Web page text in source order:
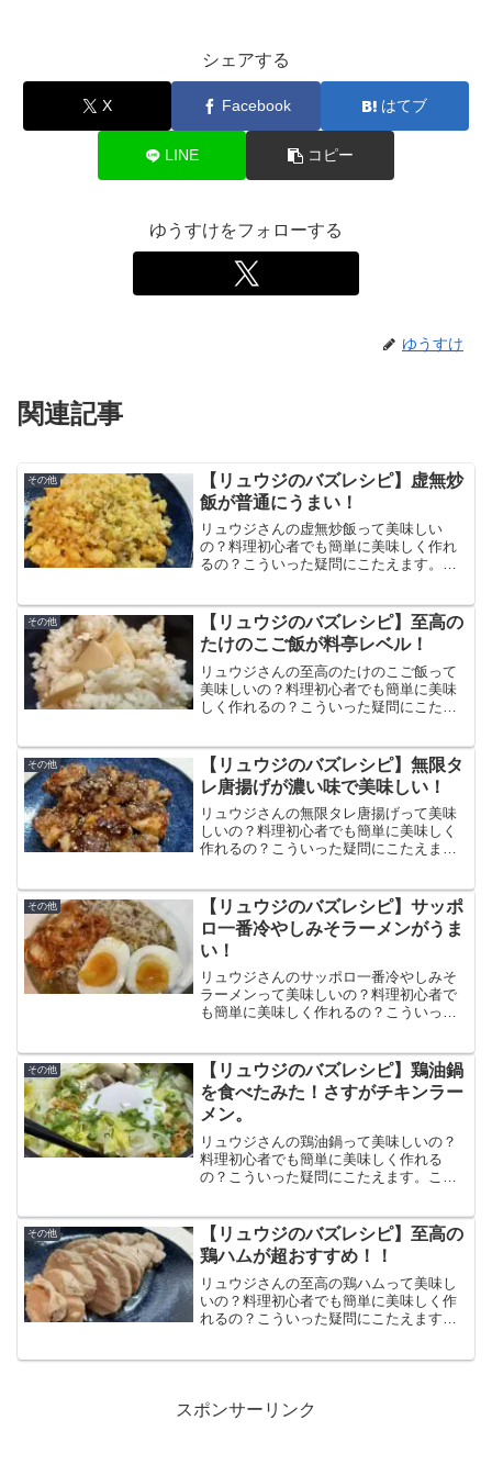
シェアする
X Facebook はてブ
LINE コピー
ゆうすけをフォローする
ゆうすけ
関連記事
その他
【リュウジのバズレシピ】虚無炒
飯が普通にうまい！
リュウジさんの虚無炒飯って美味しい
の？料理初心者でも簡単に美味しく作れ
るの？こういった疑問にこたえます。こ
作る炒飯だけど魚介の旨味とコクがたっ
ぷりですごく美味しい！
その他
【リュウジのバズレシピ】至高の
たけのこご飯が料亭レベル！
リュウジさんの至高のたけのこご飯って
美味しいの？料理初心者でも簡単に美味
しく作れるの？こういった疑問にこたえ
ています。料亭の味が簡単に再現できて
冷めても美味しいのでお弁当にもおすす
め！
その他
【リュウジのバズレシピ】無限タ
レ唐揚げが濃い味で美味しい！
リュウジさんの無限タレ唐揚げって美味
しいの？料理初心者でも簡単に美味しく
作れるの？こういった疑問にこたえま
す。スパイシーな味付けなのでお酒にめ
っちゃ合う！ビールとハイボールも準備
したい。
その他
【リュウジのバズレシピ】サッポ
ロ一番冷やしみそラーメンがうま
い！
リュウジさんのサッポロ一番冷やしみそ
ラーメンって美味しいの？料理初心者で
も簡単に美味しく作れるの？こういった
べた感想、口コミをまとめています。冷
やしなので夏にぴったり！
その他
【リュウジのバズレシピ】鶏油鍋
を食べたみた！さすがチキンラー
メン。
リュウジさんの鶏油鍋って美味しいの？
料理初心者でも簡単に美味しく作れる
の？こういった疑問にこたえます。この
ンのスープとニンニクごま油の相性が抜
群。超簡単に絶品鍋が作れます。
その他
【リュウジのバズレシピ】至高の
鶏ハムが超おすすめ！！
リュウジさんの至高の鶏ハムって美味し
いの？料理初心者でも簡単に美味しく作
れるの？こういった疑問にこたえますこ
スポンサーリンク